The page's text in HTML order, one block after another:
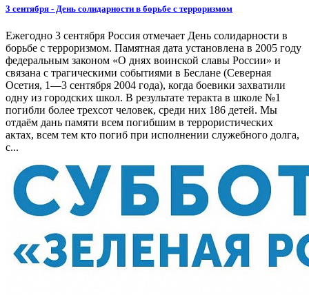
3 сентября - День солидарности в борьбе с терроризмом
Ежегодно 3 сентября Россия отмечает День солидарности в
борьбе с терроризмом. Памятная дата установлена в 2005 году
федеральным законом «О днях воинской славы России» и
связана с трагическими событиями в Беслане (Северная
Осетия, 1—3 сентября 2004 года), когда боевики захватили
одну из городских школ. В результате теракта в школе №1
погибли более трехсот человек, среди них 186 детей. Мы
отдаём дань памяти всем погибшим в террористических
актах, всем тем кто погиб при исполнении служебного долга,
с...